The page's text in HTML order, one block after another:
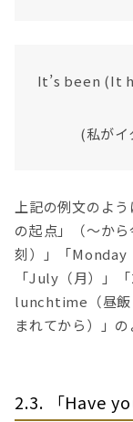
It’s been (It
(私がイ
上記の例文のよ
の起点」（〜か
刻）」「Monday
「July（月）」
lunchtime（昼飯
まれてから）」の
2.3. 「Have